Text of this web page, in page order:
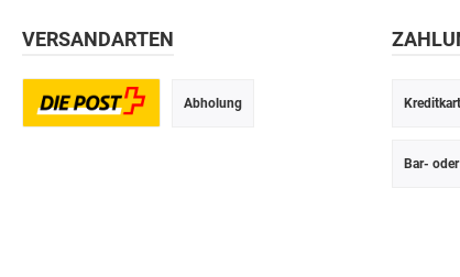
VERSANDARTEN
Abholung
Bar-